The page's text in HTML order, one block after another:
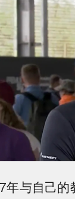
年与自己